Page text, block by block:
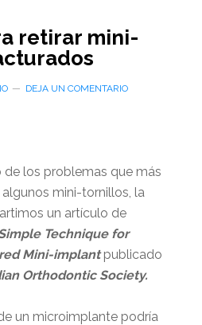
retirar mini-
DEJA UN COMENTARIO
de los problemas que más
mini-tornillos, la
un artículo de
Technique for
Mini-implantpublicado
Orthodontic Society.
un microimplante podría